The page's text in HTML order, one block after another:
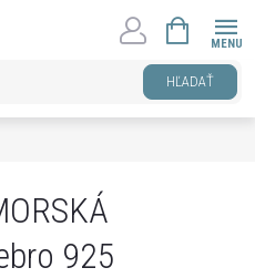
HĽADAŤ
KOŠÍK
925